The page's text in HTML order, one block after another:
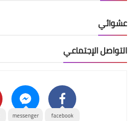
عشوائي
التواصل الإجتماعي
facebook
messenger